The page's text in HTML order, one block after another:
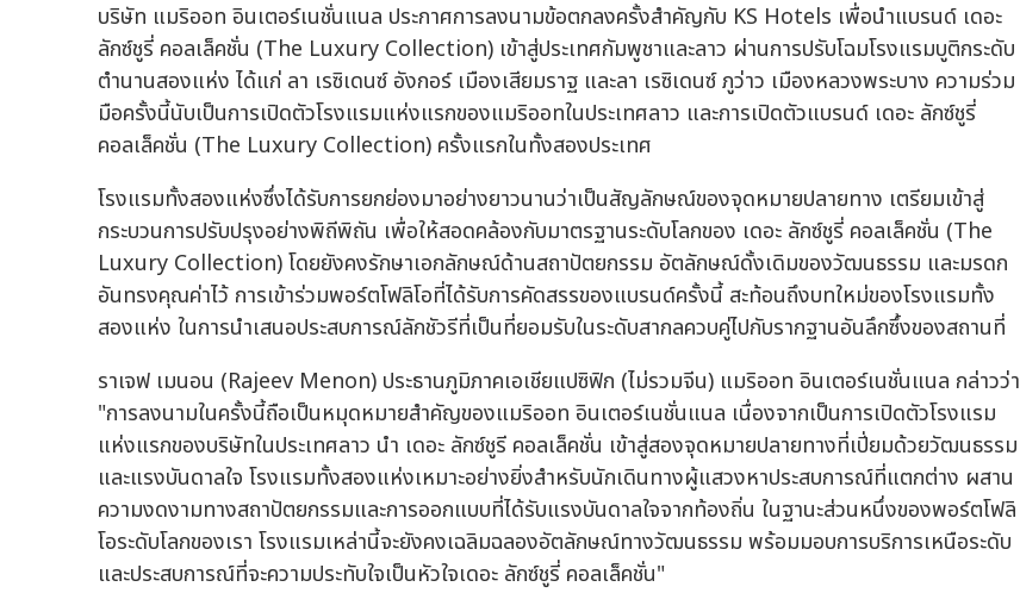
บริษัท แมริออท อินเตอร์เนชั่นแนล ประกาศการลงนามข้อตกลงครั้งสำคัญกับ KS Hotels เพื่อนำแบรนด์ เดอะ
ลักซ์ชูรี่ คอลเล็คชั่น (The Luxury Collection) เข้าสู่ประเทศกัมพูชาและลาว ผ่านการปรับโฉมโรงแรมบูติกระดับ
ตำนานสองแห่ง ได้แก่ ลา เรซิเดนซ์ อังกอร์ เมืองเสียมราฐ และลา เรซิเดนซ์ ภูว่าว เมืองหลวงพระบาง ความร่วม
มือครั้งนี้นับเป็นการเปิดตัวโรงแรมแห่งแรกของแมริออทในประเทศลาว และการเปิดตัวแบรนด์ เดอะ ลักซ์ชูรี่
คอลเล็คชั่น (The Luxury Collection) ครั้งแรกในทั้งสองประเทศ
โรงแรมทั้งสองแห่งซึ่งได้รับการยกย่องมาอย่างยาวนานว่าเป็นสัญลักษณ์ของจุดหมายปลายทาง เตรียมเข้าสู่
กระบวนการปรับปรุงอย่างพิถีพิถัน เพื่อให้สอดคล้องกับมาตรฐานระดับโลกของ เดอะ ลักซ์ชูรี่ คอลเล็คชั่น (The
Luxury Collection) โดยยังคงรักษาเอกลักษณ์ด้านสถาปัตยกรรม อัตลักษณ์ดั้งเดิมของวัฒนธรรม และมรดก
อันทรงคุณค่าไว้ การเข้าร่วมพอร์ตโฟลิโอที่ได้รับการคัดสรรของแบรนด์ครั้งนี้ สะท้อนถึงบทใหม่ของโรงแรมทั้ง
สองแห่ง ในการนำเสนอประสบการณ์ลักชัวรีที่เป็นที่ยอมรับในระดับสากลควบคู่ไปกับรากฐานอันลึกซึ้งของสถานที่
ราเจฟ เมนอน (Rajeev Menon) ประธานภูมิภาคเอเชียแปซิฟิก (ไม่รวมจีน) แมริออท อินเตอร์เนชั่นแนล กล่าวว่า
"การลงนามในครั้งนี้ถือเป็นหมุดหมายสำคัญของแมริออท อินเตอร์เนชั่นแนล เนื่องจากเป็นการเปิดตัวโรงแรม
แห่งแรกของบริษัทในประเทศลาว นำ เดอะ ลักซ์ชูรี คอลเล็คชั่น เข้าสู่สองจุดหมายปลายทางที่เปี่ยมด้วยวัฒนธรรม
และแรงบันดาลใจ โรงแรมทั้งสองแห่งเหมาะอย่างยิ่งสำหรับนักเดินทางผู้แสวงหาประสบการณ์ที่แตกต่าง ผสาน
ความงดงามทางสถาปัตยกรรมและการออกแบบที่ได้รับแรงบันดาลใจจากท้องถิ่น ในฐานะส่วนหนึ่งของพอร์ตโฟลิ
โอระดับโลกของเรา โรงแรมเหล่านี้จะยังคงเฉลิมฉลองอัตลักษณ์ทางวัฒนธรรม พร้อมมอบการบริการเหนือระดับ
และประสบการณ์ที่จะความประทับใจเป็นหัวใจเดอะ ลักซ์ชูรี่ คอลเล็คชั่น"